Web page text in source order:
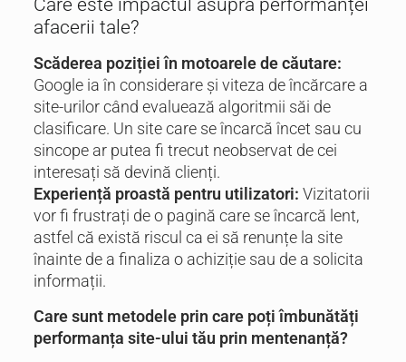
afacerii tale?
Scăderea poziției în motoarele de căutare:
Google ia în considerare și viteza de încărcare a
site-urilor când evaluează algoritmii săi de
clasificare. Un site care se încarcă încet sau cu
sincope ar putea fi trecut neobservat de cei
interesați să devină clienți.
Experiență proastă pentru utilizatori: Vizitatorii
vor fi frustrați de o pagină care se încarcă lent,
astfel că există riscul ca ei să renunțe la site
înainte de a finaliza o achiziție sau de a solicita
informații.
Care sunt metodele prin care poți îmbunătăți
performanța site-ului tău prin mentenanță?